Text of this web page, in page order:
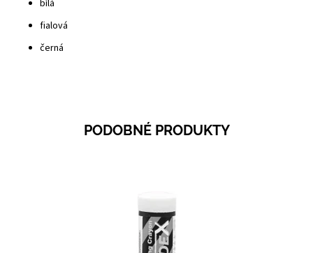
bílá
fialová
černá
PODOBNÉ PRODUKTY
Skladem 14